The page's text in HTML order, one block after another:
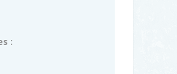
: